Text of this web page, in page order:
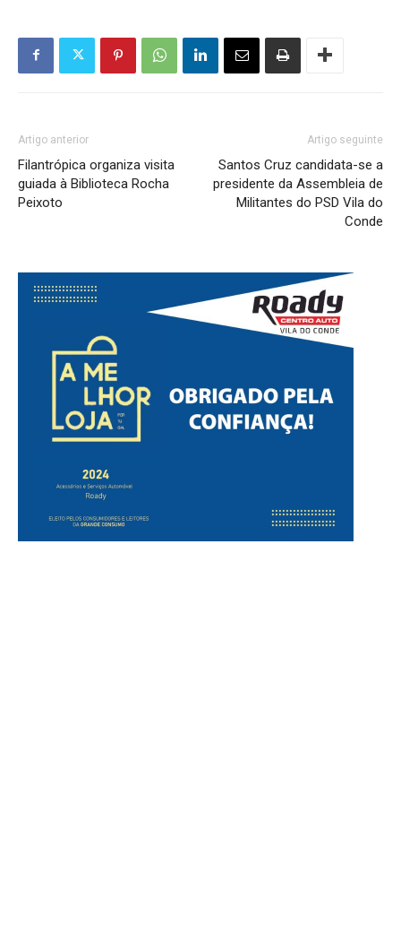
Artigo anterior
Filantrópica organiza visita
guiada à Biblioteca Rocha
Peixoto
Artigo seguinte
Santos Cruz candidata-se a
presidente da Assembleia de
Militantes do PSD Vila do
Conde